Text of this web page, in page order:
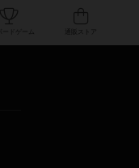
人気ボードゲーム